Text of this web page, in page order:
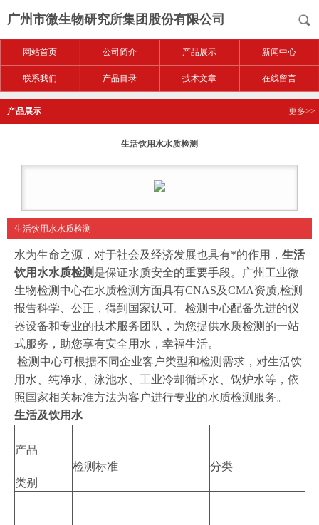
广州市微生物研究所集团股份有限公司
网站首页 公司简介 产品展示 新闻中心
联系我们 产品目录 技术文章 在线留言
产品展示 更多>>
生活饮用水水质检测
生活饮用水水质检测
水为生命之源，对于社会及经济发展也具有*的作用， 生活
饮用水水质检测 是保证水质安全的重要手段。广州工业微
生物检测中心在水质检测方面具有CNAS及CMA资质,检测
报告科学、公正，得到国家认可。检测中心配备先进的仪
器设备和专业的技术服务团队，为您提供水质检测的一站
式服务，助您享有安全用水，幸福生活。
检测中心可根据不同企业客户类型和检测需求，对生活饮
用水、纯净水、泳池水、工业冷却循环水、锅炉水等，依
照国家相关标准方法为客户进行专业的水质检测服务。
生活及饮用水
产品
类别
检测标准 分类